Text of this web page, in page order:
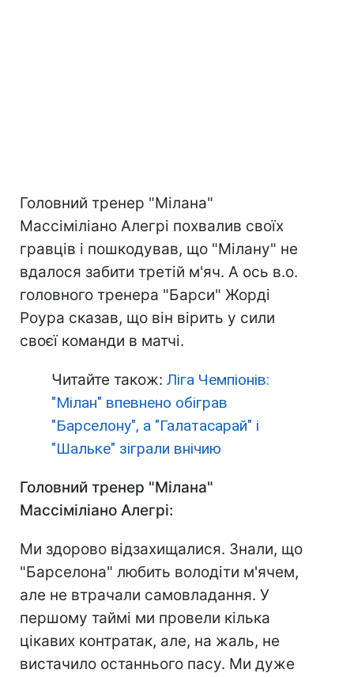
Головний тренер "Мілана"
Массіміліано Алегрі похвалив своїх
гравців і пошкодував, що "Мілану" не
вдалося забити третій м'яч. А ось в.о.
головного тренера "Барси" Жорді
Роура сказав, що він вірить у сили
своєї команди в матчі.
Читайте також: Ліга Чемпіонів:
"Мілан" впевнено обіграв
"Барселону", а "Галатасарай" і
"Шальке" зіграли внічию
Головний тренер "Мілана"
Массіміліано Алегрі:
Ми здорово відзахищалися. Знали, що
"Барселона" любить володіти м'ячем,
але не втрачали самовладання. У
першому таймі ми провели кілька
цікавих контратак, але, на жаль, не
вистачило останнього пасу. Ми дуже